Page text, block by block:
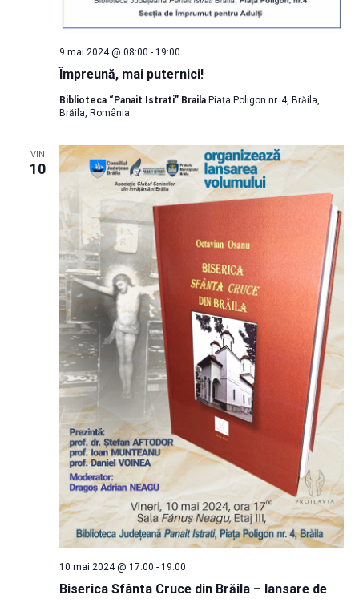
Împreună, mai puternici!
9 mai 2024 @ 08:00 - 19:00
Biblioteca “Panait Istrati” Braila Piața Poligon nr. 4, Brăila,
Brăila, România
VIN
10
Biserica Sfânta Cruce din Brăila – lansare de
10 mai 2024 @ 17:00 - 19:00